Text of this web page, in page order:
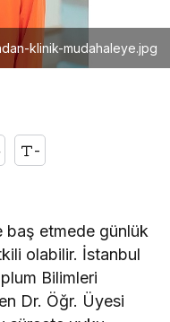
klinik-mudahaleye.jpg
-
baş etmede günlük
olabilir. İstanbul
Bilimleri
Dr. Öğr. Üyesi